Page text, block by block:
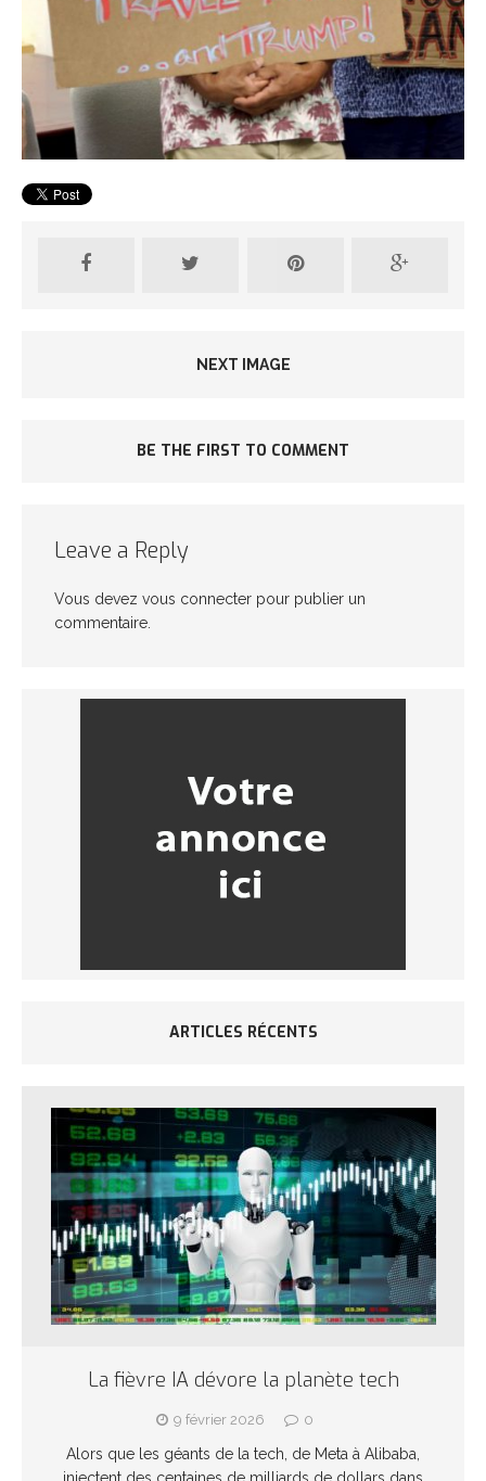
NEXT IMAGE
BE THE FIRST TO COMMENT
Leave a Reply
Vous devez vous connecter pour publier un
commentaire.
ARTICLES RÉCENTS
La fièvre IA dévore la planète tech
9 février 2026 0
Alors que les géants de la tech, de Meta à Alibaba,
injectent des centaines de milliards de dollars dans